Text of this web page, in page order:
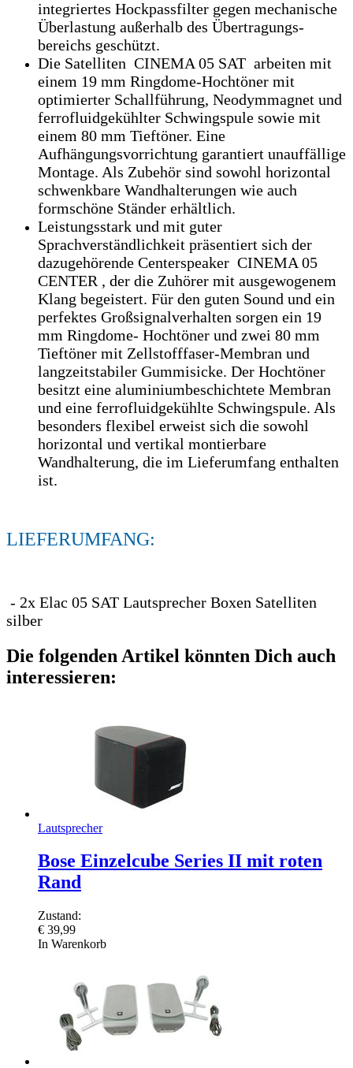
integriertes Hockpassfilter gegen mechanische
Überlastung außerhalb des Übertragungs-
bereichs geschützt.
Die Satelliten CINEMA 05 SAT arbeiten mit
einem 19 mm Ringdome-Hochtöner mit
optimierter Schallführung, Neodymmagnet und
ferrofluidgekühlter Schwingspule sowie mit
einem 80 mm Tieftöner. Eine
Aufhängungsvorrichtung garantiert unauffällige
Montage. Als Zubehör sind sowohl horizontal
schwenkbare Wandhalterungen wie auch
formschöne Ständer erhältlich.
Leistungsstark und mit guter
Sprachverständlichkeit präsentiert sich der
dazugehörende Centerspeaker CINEMA 05
CENTER , der die Zuhörer mit ausgewogenem
Klang begeistert. Für den guten Sound und ein
perfektes Großsignalverhalten sorgen ein 19
mm Ringdome- Hochtöner und zwei 80 mm
Tieftöner mit Zellstofffaser-Membran und
langzeitstabiler Gummisicke. Der Hochtöner
besitzt eine aluminiumbeschichtete Membran
und eine ferrofluidgekühlte Schwingspule. Als
besonders flexibel erweist sich die sowohl
horizontal und vertikal montierbare
Wandhalterung, die im Lieferumfang enthalten
ist.
LIEFERUMFANG:
- 2x Elac 05 SAT Lautsprecher Boxen Satelliten
silber
Die folgenden Artikel könnten Dich auch
interessieren:
Lautsprecher
Bose Einzelcube Series II mit roten
Rand
Zustand:
€ 39,99
In Warenkorb